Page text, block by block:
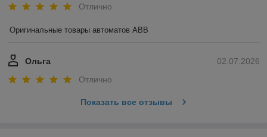
Отлично
Оригинальные товары автоматов ABB
02.07.2026
Ольга
Отлично
Показать все отзывы